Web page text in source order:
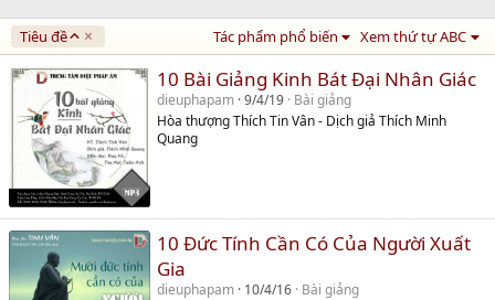
Tiêu đề
A
s
c
n
g
Tác phẩm phổ biến Xem thứ tự ABC
10 Bài Giảng Kinh Bát Đại Nhân Giác
dieuphapam 9/4/19 Bài giảng
Hòa thượng Thích Tin Vân - Dịch giả Thích Minh
Quang
10 Đức Tính Cần Có Của Người Xuất
Gia
dieuphapam 10/4/16 Bài giảng